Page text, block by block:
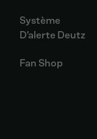
Système
D’alerte Deutz
Fan Shop